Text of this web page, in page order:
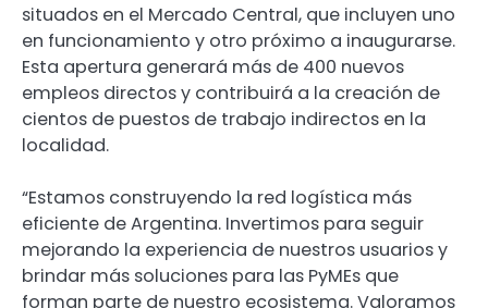
situados en el Mercado Central, que incluyen uno
en funcionamiento y otro próximo a inaugurarse.
Esta apertura generará más de 400 nuevos
empleos directos y contribuirá a la creación de
cientos de puestos de trabajo indirectos en la
localidad.
“Estamos construyendo la red logística más
eficiente de Argentina. Invertimos para seguir
mejorando la experiencia de nuestros usuarios y
brindar más soluciones para las PyMEs que
forman parte de nuestro ecosistema. Valoramos